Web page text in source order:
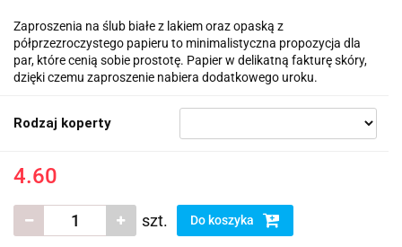
Zaproszenia na ślub białe z lakiem oraz opaską z
półprzezroczystego papieru to minimalistyczna propozycja dla
par, które cenią sobie prostotę. Papier w delikatną fakturę skóry,
dzięki czemu zaproszenie nabiera dodatkowego uroku.
Rodzaj koperty
4.60
szt. Do koszyka